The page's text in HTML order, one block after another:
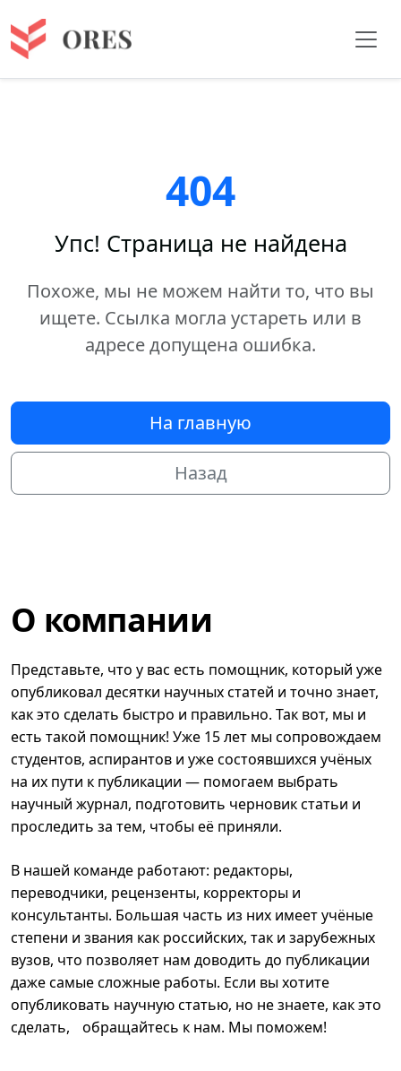
404
Упс! Страница не найдена
Похоже, мы не можем найти то, что вы
ищете. Ссылка могла устареть или в
адресе допущена ошибка.
На главную
Назад
О компании
Представьте, что у вас есть помощник, который уже
опубликовал десятки научных статей и точно знает,
как это сделать быстро и правильно. Так вот, мы и
есть такой помощник! Уже 15 лет мы сопровождаем
студентов, аспирантов и уже состоявшихся учёных
на их пути к публикации — помогаем выбрать
научный журнал, подготовить черновик статьи и
проследить за тем, чтобы её приняли.
В нашей команде работают: редакторы,
переводчики, рецензенты, корректоры и
консультанты. Большая часть из них имеет учёные
степени и звания как российских, так и зарубежных
вузов, что позволяет нам доводить до публикации
даже самые сложные работы. Если вы хотите
опубликовать научную статью, но не знаете, как это
сделать, обращайтесь к нам. Мы поможем!